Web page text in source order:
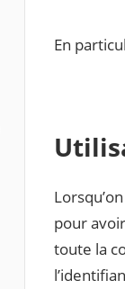
En
pour
toute la